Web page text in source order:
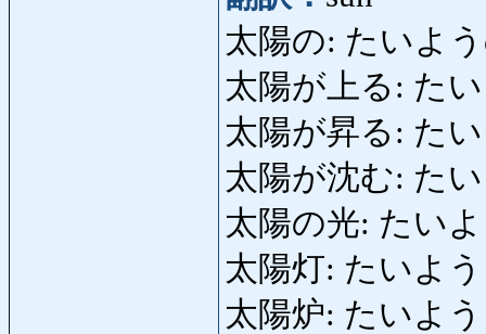
太陽の: たいよ
太陽が上る: た
太陽が昇る: た
太陽が沈む: た
太陽の光: たい
太陽灯: たいよ
太陽炉: たいよ